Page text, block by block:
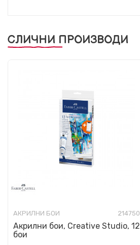
СЛИЧНИ ПРОИЗВОДИ
АКРИЛНИ БОИ 214750
Акрилни бои, Creative Studio, 12
бои